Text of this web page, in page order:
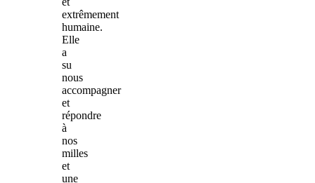
extrêmement
humaine.
Elle
a
su
nous
accompagner
et
répondre
à
nos
milles
et
une